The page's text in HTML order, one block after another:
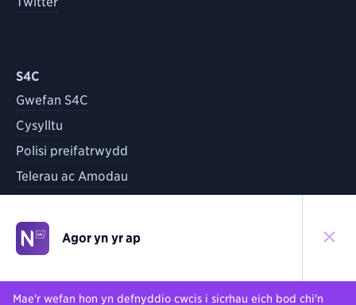
S4C
Gwefan S4C
Cysylltu
Polisi preifatrwydd
Telerau ac Amodau
Yn ôl i'r brig
Mae'r wefan hon yn defnyddio cwcis i sicrhau eich bod chi'n
Agor yn yr ap